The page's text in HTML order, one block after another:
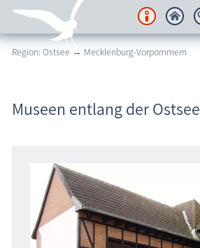
Unterkünfte
Karten
Freizeit
Wissenswertes
Region: Ostsee → Mecklenburg-Vorpommern
Museen entlang der Ostsee